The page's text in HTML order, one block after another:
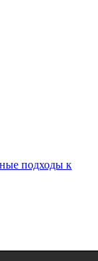
подходы к